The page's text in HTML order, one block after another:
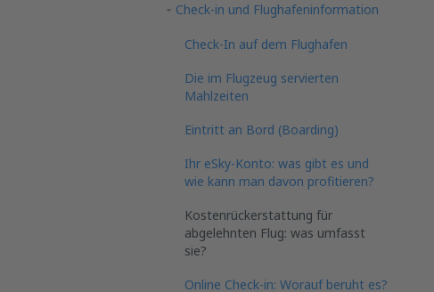
Check-in und Flughafeninformation
Check-In auf dem Flughafen
Die im Flugzeug servierten
Mahlzeiten
Eintritt an Bord (Boarding)
Ihr eSky-Konto: was gibt es und
wie kann man davon profitieren?
Kostenrückerstattung für
abgelehnten Flug: was umfasst
sie?
Online Check-in: Worauf beruht es?